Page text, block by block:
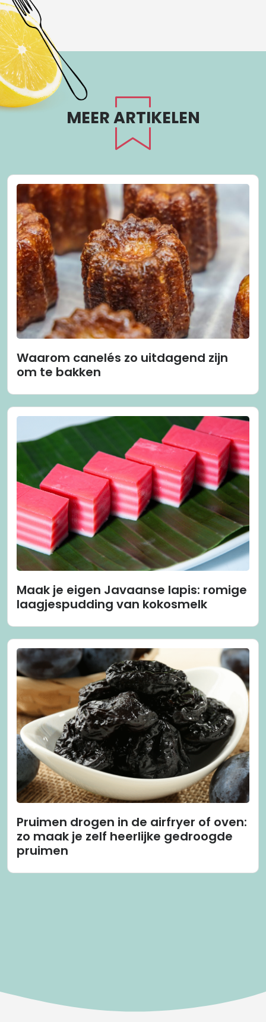
MEER ARTIKELEN
Waarom canelés zo uitdagend zijn
om te bakken
Maak je eigen Javaanse lapis: romige
laagjespudding van kokosmelk
Pruimen drogen in de airfryer of oven:
zo maak je zelf heerlijke gedroogde
pruimen